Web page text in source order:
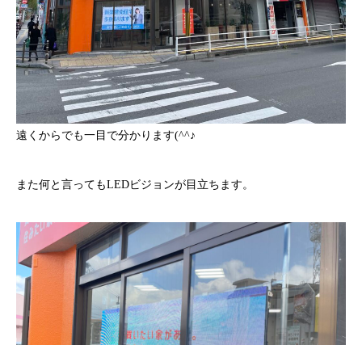
遠くからでも一目で分かります(^^♪
また何と言ってもLEDビジョンが目立ちます。